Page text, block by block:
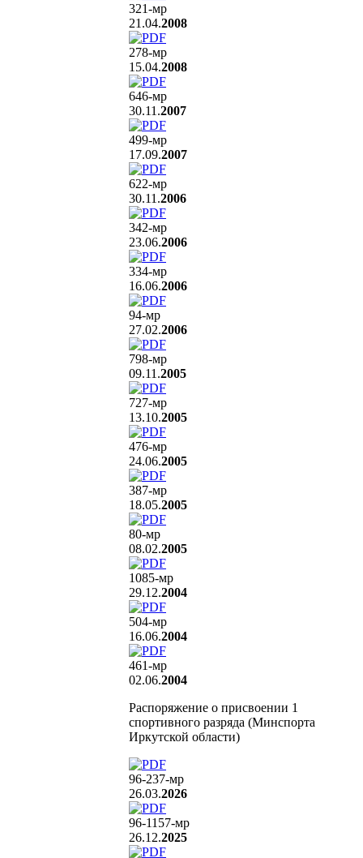
321-мр
21.04.2008
278-мр
15.04.2008
646-мр
30.11.2007
499-мр
17.09.2007
622-мр
30.11.2006
342-мр
23.06.2006
334-мр
16.06.2006
94-мр
27.02.2006
798-мр
09.11.2005
727-мр
13.10.2005
476-мр
24.06.2005
387-мр
18.05.2005
80-мр
08.02.2005
1085-мр
29.12.2004
504-мр
16.06.2004
461-мр
02.06.2004
Распоряжение о присвоении 1
спортивного разряда (Минспорта
Иркутской области)
96-237-мр
26.03.2026
96-1157-мр
26.12.2025